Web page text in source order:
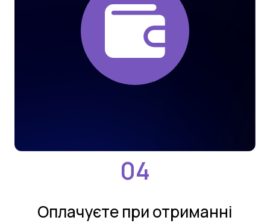
Оплачуєте при отриманнi